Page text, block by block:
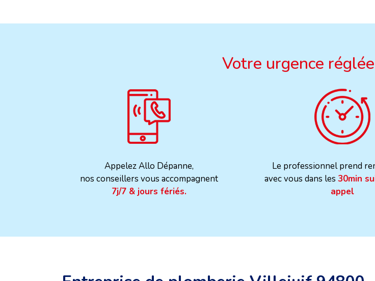
Votre urgence
Appelez Allo Dépanne,
nos conseillers vous accompagnent
7j/7 & jours fériés.
Le professionnel prend
avec vous dans les 30min
appel